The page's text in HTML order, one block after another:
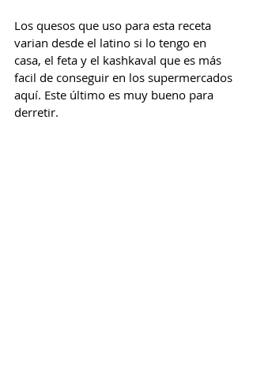
Los quesos que uso para esta receta
varian desde el latino si lo tengo en
casa, el feta y el kashkaval que es más
facil de conseguir en los supermercados
aquí. Este último es muy bueno para
derretir.